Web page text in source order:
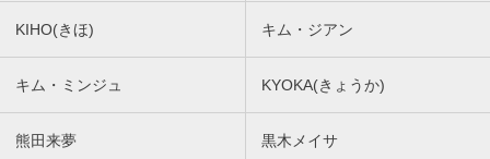
KIHO(きほ) キム・ジアン
キム・ミンジュ KYOKA(きょうか)
熊田来夢 黒木メイサ